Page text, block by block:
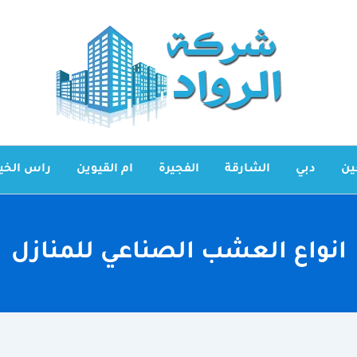
دبي الشارقة الفجيرة ام القيوين راس
انواع العشب الصناعي للمنازل